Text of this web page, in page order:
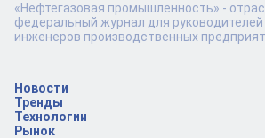
Новости
Тренды
Технологии
Рынок
«Нефтегазовая промышленность» -
федеральный журнал для руководителей
инженеров производственных